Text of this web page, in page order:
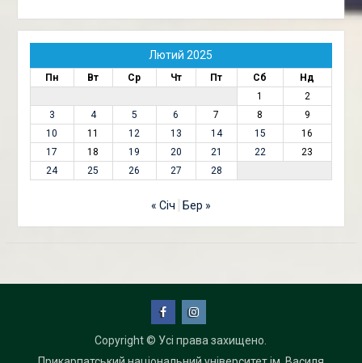
Лютий 2025
Пн Вт Ср Чт Пт Сб
Нд
1
2
3
4 5 6 7 8
9
10
11 12 13 14 15
16
17
18 19 20 21 22
23
24
25 26 27 28
« Січ Бер »
Facebook
Copyright © Усі права захищено.